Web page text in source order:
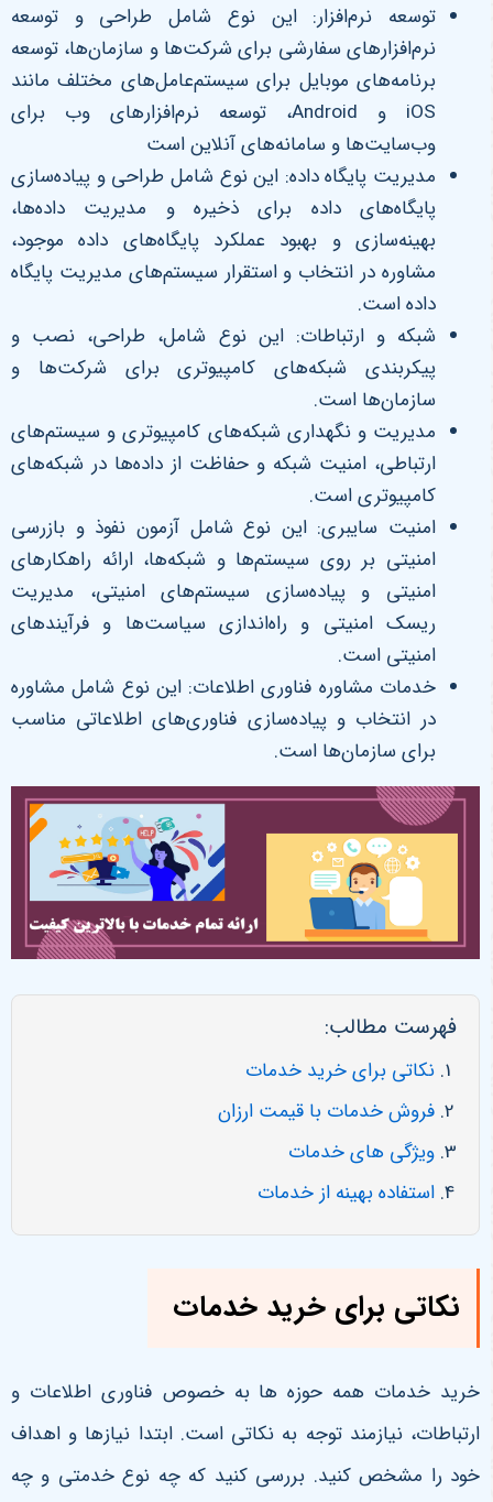
توسعه نرم‌افزار: این نوع شامل طراحی و توسعه
نرم‌افزارهای سفارشی برای شرکت‌ها و سازمان‌ها، توسعه
برنامه‌های موبایل برای سیستم‌عامل‌های مختلف مانند
iOS و Android، توسعه نرم‌افزارهای وب برای
وب‌سایت‌ها و سامانه‌های آنلاین است
مدیریت پایگاه داده: این نوع شامل طراحی و پیاده‌سازی
پایگاه‌های داده برای ذخیره و مدیریت داده‌ها،
بهینه‌سازی و بهبود عملکرد پایگاه‌های داده موجود،
مشاوره در انتخاب و استقرار سیستم‌های مدیریت پایگاه
داده است.
شبکه و ارتباطات: این نوع شامل، طراحی، نصب و
پیکربندی شبکه‌های کامپیوتری برای شرکت‌ها و
سازمان‌ها است.
مدیریت و نگهداری شبکه‌های کامپیوتری و سیستم‌های
ارتباطی، امنیت شبکه و حفاظت از داده‌ها در شبکه‌های
کامپیوتری است.
امنیت سایبری: این نوع شامل آزمون نفوذ و بازرسی
امنیتی بر روی سیستم‌ها و شبکه‌ها، ارائه راهکارهای
امنیتی و پیاده‌سازی سیستم‌های امنیتی، مدیریت
ریسک امنیتی و راه‌اندازی سیاست‌ها و فرآیندهای
امنیتی است.
خدمات مشاوره فناوری اطلاعات: این نوع شامل مشاوره
در انتخاب و پیاده‌سازی فناوری‌های اطلاعاتی مناسب
برای سازمان‌ها است.
فهرست مطالب:
نکاتی برای خرید خدمات
فروش خدمات با قیمت ارزان
ویژگی های خدمات
استفاده بهینه از خدمات
نکاتی برای خرید خدمات
خرید خدمات همه حوزه ها به خصوص فناوری اطلاعات و
ارتباطات، نیازمند توجه به نکاتی است. ابتدا نیازها و اهداف
خود را مشخص کنید. بررسی کنید که چه نوع خدمتی و چه